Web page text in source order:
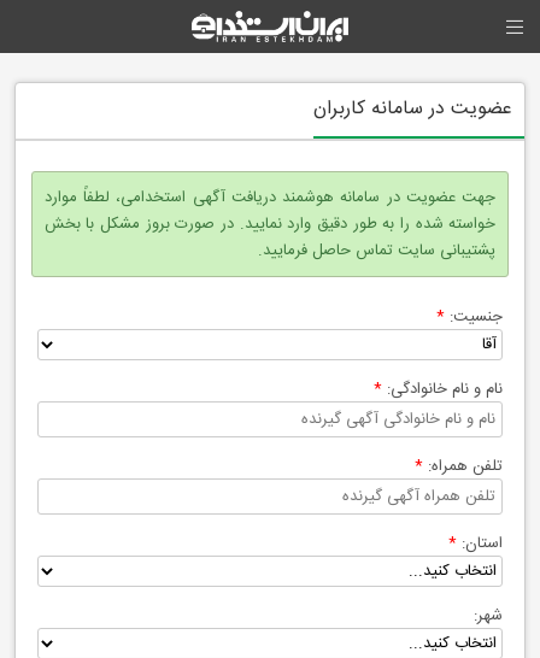
عضویت در سامانه کاربران
جهت عضویت در سامانه هوشمند دریافت آگهی استخدامی، لطفاً موارد
خواسته شده را به طور دقیق وارد نمایید. در صورت بروز مشکل با بخش
پشتیبانی سایت تماس حاصل فرمایید.
جنسیت: *
نام و نام خانوادگی: *
تلفن همراه: *
استان: *
شهر: